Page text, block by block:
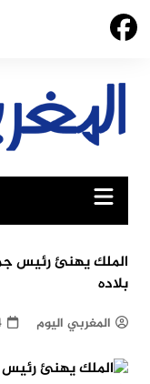
Skip
الملك يهنئ رئيس
بلاده
المغربي اليوم